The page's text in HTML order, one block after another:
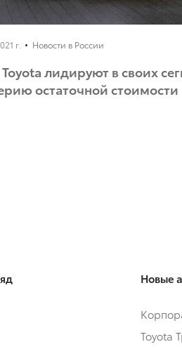
г. Новости в России
лидируют в своих
остаточной стоимости
Новые
Toyota